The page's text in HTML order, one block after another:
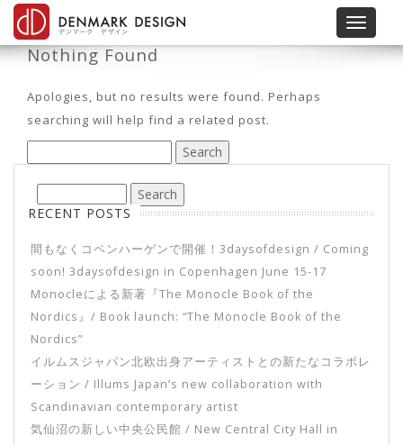
Toggle
Nothing Found
Apologies, but no results were found. Perhaps
searching will help find a related post.
RECENT POSTS
間もなくコペンハーゲンで開催！3daysofdesign / Coming
soon! 3daysofdesign in Copenhagen June 15-17
Monocleによる新著『The Monocle Book of the
Nordics』/ Book launch: “The Monocle Book of the
Nordics”
イルムスジャパン北欧出身アーティストとの新たなコラボレ
ーション / Illums Japan’s new collaboration with
Scandinavian contemporary artist
気仙沼の新しい中央公民館 / New Central City Hall in